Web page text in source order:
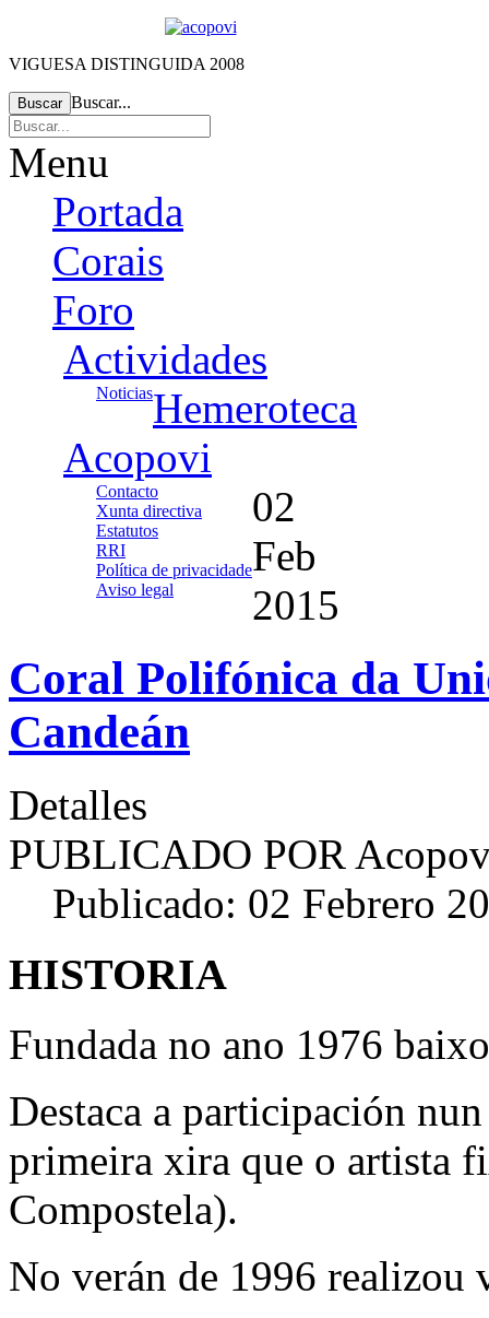
VIGUESA DISTINGUIDA 2008
Buscar Buscar...
Menu
Portada
Corais
Foro
Actividades
NoticiasHemeroteca
Acopovi
Contacto
Xunta directiva
Estatutos
RRI
Política de privacidade
Aviso legal
02
Feb
2015
Coral Polifónica da
Candeán
Detalles
PUBLICADO POR
Publicado: 02 Febrero
HISTORIA
Fundada no ano 1976
Destaca a participación
primeira xira que o artista
Compostela).
No verán de 1996 realizou